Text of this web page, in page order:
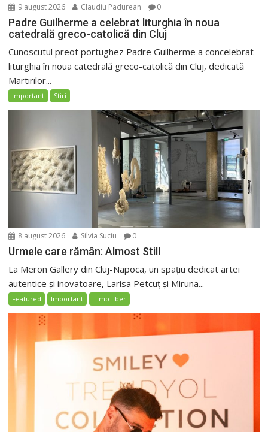
9 august 2026 Claudiu Padurean 0
Padre Guilherme a celebrat liturghia în noua
catedrală greco-catolică din Cluj
Cunoscutul preot portughez Padre Guilherme a concelebrat
liturghia în noua catedrală greco-catolică din Cluj, dedicată
Martirilor...
Important Stiri
8 august 2026 Silvia Suciu 0
Urmele care rămân: Almost Still
La Meron Gallery din Cluj-Napoca, un spațiu dedicat artei
autentice și inovatoare, Larisa Petcuț și Miruna...
Featured Important Timp liber